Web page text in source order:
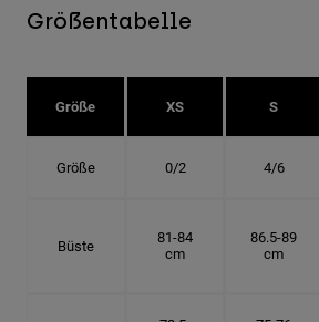
Größentabelle
Größe XS S
Größe 0/2 4/6
Büste
81-84
cm
86.5-89
cm